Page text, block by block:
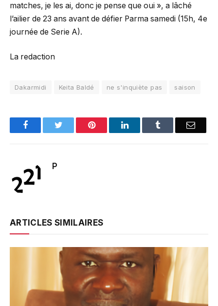
matches, je les ai, donc je pense que oui », a lâché
l’ailier de 23 ans avant de défier Parma samedi (15h, 4e
journée de Serie A).
La redaction
Dakarmidi Keita Baldé ne s'inquiète pas saison
FacebookTwitter Pinterest LinkedInTumblr Email
P
ARTICLES SIMILAIRES